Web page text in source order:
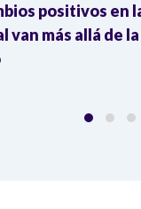
positivos en
van más allá de